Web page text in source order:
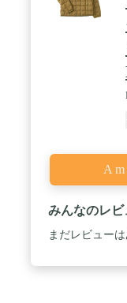
みんなのレビ
まだレビュー